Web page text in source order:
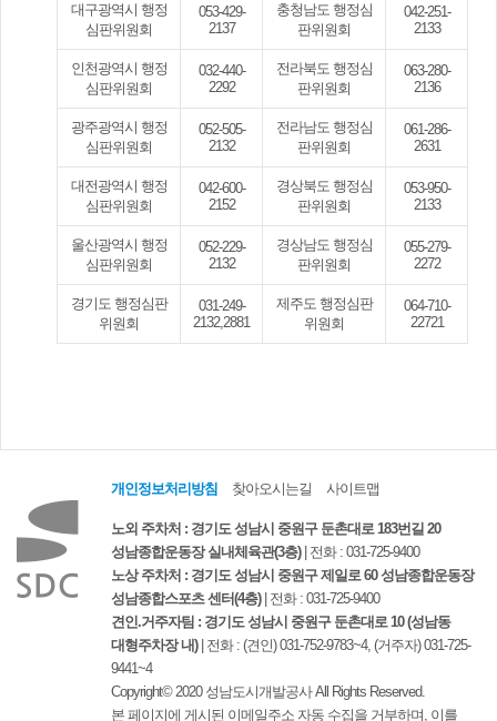
대구광역시 행정
심판위원회
053-429-
2137
충청남도 행정심
판위원회
042-251-
2133
인천광역시 행정
심판위원회
032-440-
2292
전라북도 행정심
판위원회
063-280-
2136
광주광역시 행정
심판위원회
052-505-
2132
전라남도 행정심
판위원회
061-286-
2631
대전광역시 행정
심판위원회
042-600-
2152
경상북도 행정심
판위원회
053-950-
2133
울산광역시 행정
심판위원회
052-229-
2132
경상남도 행정심
판위원회
055-279-
2272
경기도 행정심판
위원회
031-249-
2132,2881
제주도 행정심판
위원회
064-710-
22721
개인정보처리방침 찾아오시는길 사이트맵
노외 주차처 : 경기도 성남시 중원구 둔촌대로 183번길 20
성남종합운동장 실내체육관(3층)| 전화 : 031-725-9400
노상 주차처 : 경기도 성남시 중원구 제일로 60 성남종합운동장
성남종합스포츠 센터(4층)| 전화 : 031-725-9400
견인.거주자팀 : 경기도 성남시 중원구 둔촌대로 10 (성남동
대형주차장 내)| 전화 : (견인)031-752-9783~4, (거주자)031-725-
9441~4
Copyright© 2020 성남도시개발공사 All Rights Reserved.
본 페이지에 게시된 이메일주소 자동 수집을 거부하며, 이를